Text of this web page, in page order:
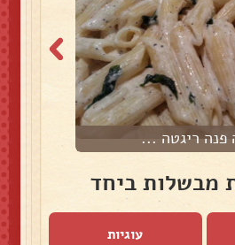
פנה ריגטה ...
מבשלות ביחד
עוגיות